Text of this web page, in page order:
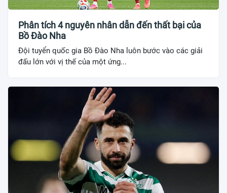
Phân tích 4 nguyên nhân dẫn đến thất bại của
Bồ Đào Nha
Đội tuyển quốc gia Bồ Đào Nha luôn bước vào các giải
đấu lớn với vị thế của một ứng...